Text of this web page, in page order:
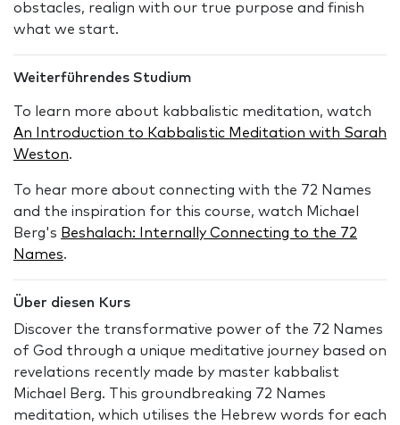
obstacles, realign with our true purpose and finish
what we start.
Weiterführendes Studium
To learn more about kabbalistic meditation, watch
An Introduction to Kabbalistic Meditation with Sarah
Weston.
To hear more about connecting with the 72 Names
and the inspiration for this course, watch Michael
Berg's Beshalach: Internally Connecting to the 72
Names.
Über diesen Kurs
Discover the transformative power of the 72 Names
of God through a unique meditative journey based on
revelations recently made by master kabbalist
Michael Berg. This groundbreaking 72 Names
meditation, which utilises the Hebrew words for each